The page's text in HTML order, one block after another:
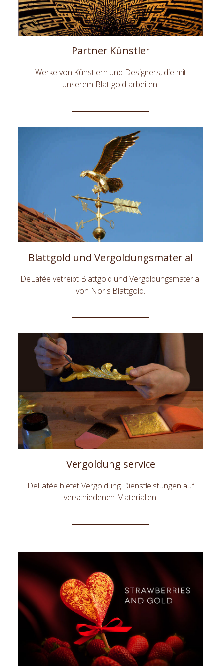
Partner Künstler
Werke von Künstlern und Designers, die mit
unserem Blattgold arbeiten.
Blattgold und Vergoldungsmaterial
DeLafée vetreibt Blattgold und Vergoldungsmaterial
von Noris Blattgold.
Vergoldung service
DeLafée bietet Vergoldung Dienstleistungen auf
verschiedenen Materialien.